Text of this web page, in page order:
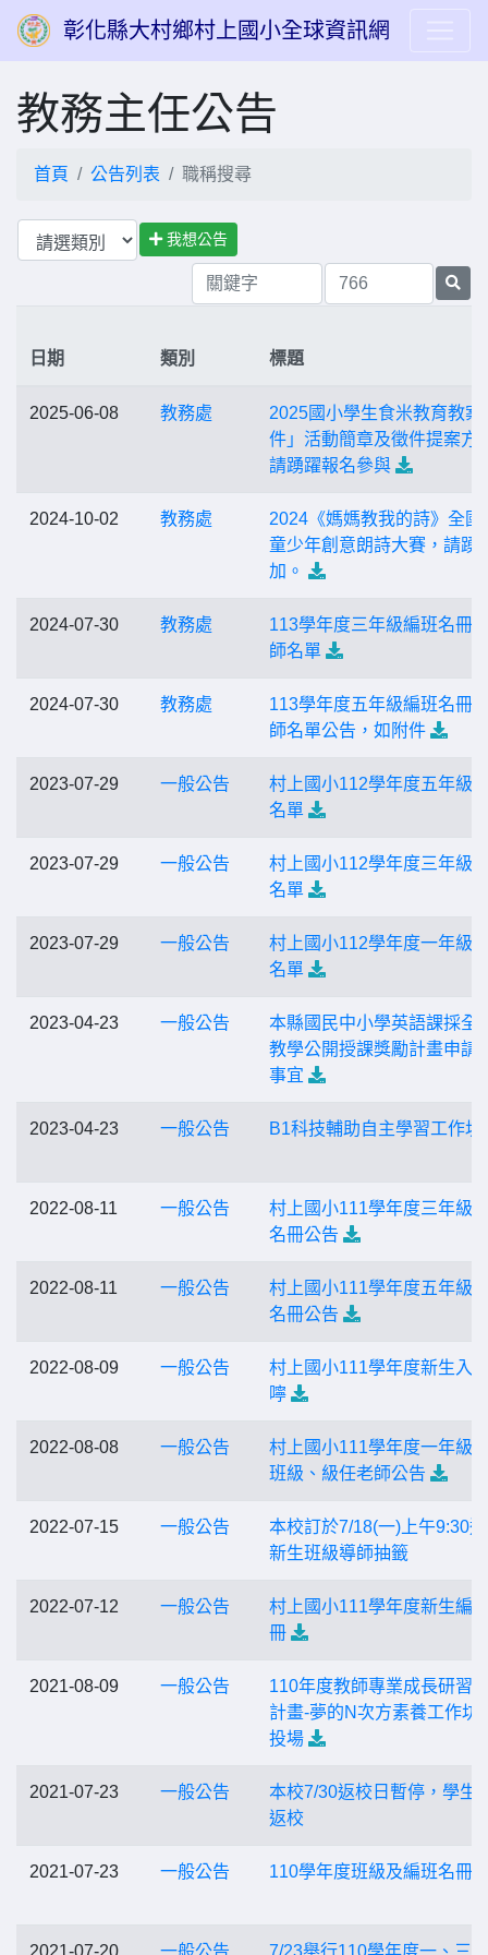
彰化縣大村鄉村上國小全球資訊網
教務主任公告
首頁 公告列表 職稱搜尋
我想公告
日期 類別 標題
2025-06-08 教務處
2025國小學生食米教育教案
件」活動簡章及徵件提案方
請踴躍報名參與
2024-10-02 教務處
2024《媽媽教我的詩》全國
童少年創意朗詩大賽，請踴
加。
2024-07-30 教務處
113學年度三年級編班名冊
師名單
2024-07-30 教務處
113學年度五年級編班名冊
師名單公告，如附件
2023-07-29 一般公告
村上國小112學年度五年級
名單
2023-07-29 一般公告
村上國小112學年度三年級
名單
2023-07-29 一般公告
村上國小112學年度一年級
名單
2023-04-23 一般公告
本縣國民中小學英語課採全
教學公開授課獎勵計畫申請
事宜
2023-04-23 一般公告 B1科技輔助自主學習工作坊
2022-08-11 一般公告
村上國小111學年度三年級
名冊公告
2022-08-11 一般公告
村上國小111學年度五年級
名冊公告
2022-08-09 一般公告
村上國小111學年度新生入
嚀
2022-08-08 一般公告
村上國小111學年度一年級
班級、級任老師公告
2022-07-15 一般公告
本校訂於7/18(一)上午9:30
新生班級導師抽籤
2022-07-12 一般公告
村上國小111學年度新生編
冊
2021-08-09 一般公告
110年度教師專業成長研習
計畫-夢的N次方素養工作坊-
投場
2021-07-23 一般公告
本校7/30返校日暫停，學生
返校
2021-07-23 一般公告 110學年度班級及編班名冊
2021-07-20 一般公告 7/23舉行110學年度一、三